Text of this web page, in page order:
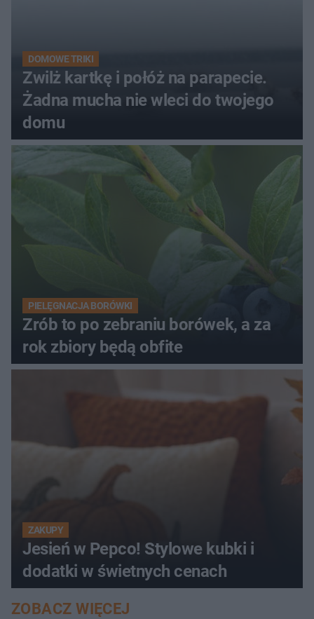
DOMOWE TRIKI
Zwilż kartkę i połóż na parapecie.
Żadna mucha nie wleci do twojego
domu
PIELĘGNACJA BORÓWKI
Zrób to po zebraniu borówek, a za
rok zbiory będą obfite
ZAKUPY
Jesień w Pepco! Stylowe kubki i
dodatki w świetnych cenach
ZOBACZ WIĘCEJ